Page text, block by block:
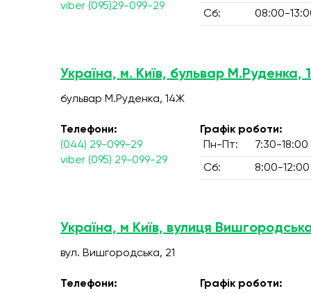
viber (095)29-099-29
Сб: 08:00-
Україна, м. Київ, бульвар М.Руденка,
бульвар М.Руденка, 14Ж
Телефони:
(044) 29-099-29
viber (095) 29-099-29
Графік роботи:
Пн-Пт:
7:30-18:00
Сб: 8:00-12:00
Україна, м Київ, вулиця
вул. Вишгородська, 21
Телефони:
Графік роботи: